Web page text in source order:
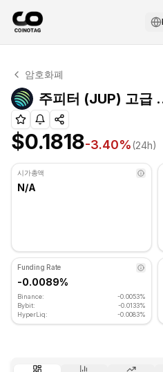
주피터 기술적 분석
주피터 현재 $0.1818에 거래
암호화폐
주피
$0.1818-3.40%(24h)
시가총액
N/A
Funding Rate
-0.0089%
Binance:
-0.0053%
Bybit:
-0.0133%
HyperLiq:
-0.0083%